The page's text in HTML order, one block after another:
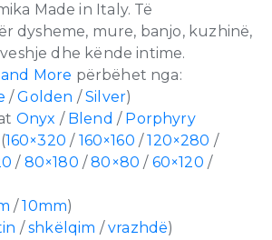
Made in Italy. Të
dysheme, mure, banjo, kuzhinë,
dhe kënde intime.
More përbëhet nga:
/Golden /Silver)
Onyx / Blend / Porphyry
(160×320 / 160×160 /120×280 /
/ 80×180 /80×80 / 60×120 /
/10mm)
/shkëlqim /vrazhdë)